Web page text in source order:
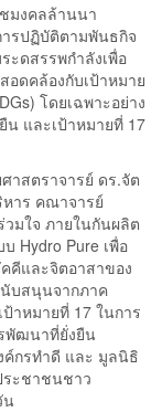
มงคลล้านนา
รปฏิบัติตามพันธกิจ
ะดสรรพกำลังเพื่อ
อดคล้องกับเป้าหมาย
โดยเฉพาะอย่าง
น และเป้าหมายที่ 17
าสตราจารย์ ดร.จัต
าร คณาจารย์
มใจ ภายในกันผลิต
Hydro Pure เพื่อ
คีและจิตอาสาของ
บสนุนจากภาค
าหมายที่ 17 ในการ
พัฒนาที่ยั่งยืน
กรทำดี และ มูลนิธิ
ะชาชนชาว
น